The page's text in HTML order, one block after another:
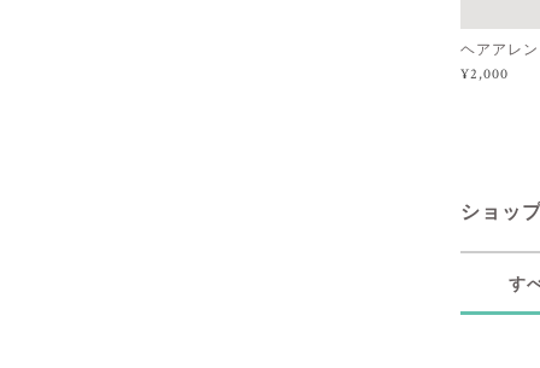
ヘアアレ
¥2,000
ショッ
す